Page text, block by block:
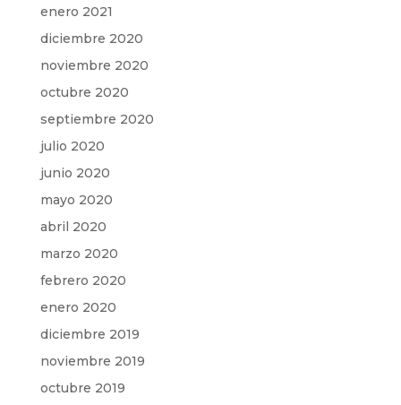
enero 2021
diciembre 2020
noviembre 2020
octubre 2020
septiembre 2020
julio 2020
junio 2020
mayo 2020
abril 2020
marzo 2020
febrero 2020
enero 2020
diciembre 2019
noviembre 2019
octubre 2019